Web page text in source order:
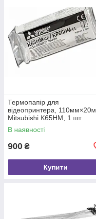
Термопапір для
відеопринтера, 110мм×20м,
Mitsubishi K65HM, 1 шт.
В наявності
900 ₴
Купити